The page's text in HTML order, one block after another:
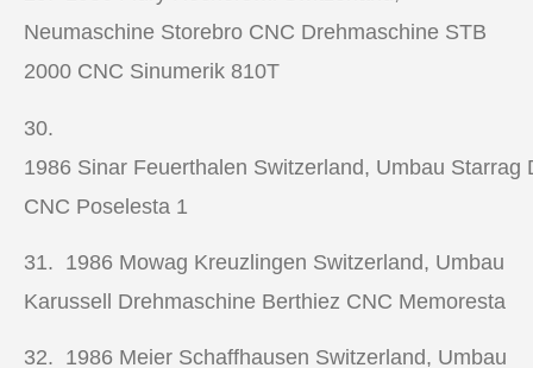
Neumaschine Storebro CNC Drehmaschine STB
2000 CNC Sinumerik 810T
30.
1986 Sinar Feuerthalen Switzerland, Umbau Starrag
CNC Poselesta 1
31. 1986 Mowag Kreuzlingen Switzerland, Umbau
Karussell Drehmaschine Berthiez CNC Memoresta
32. 1986 Meier Schaffhausen Switzerland, Umbau